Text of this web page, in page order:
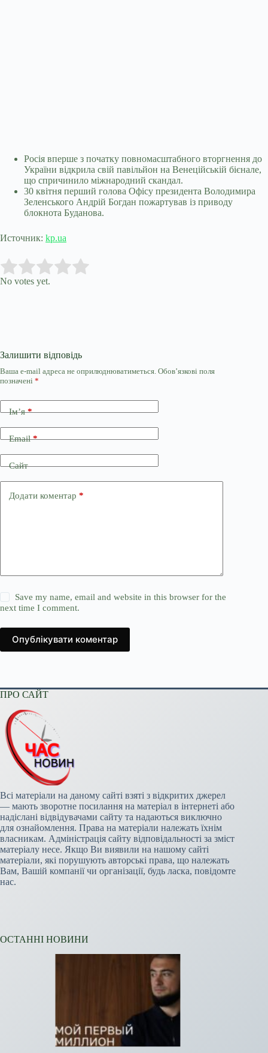
Росія вперше з початку повномасштабного вторгнення до
України відкрила свій павільйон на Венеційській бієнале,
що спричинило міжнародний скандал.
30 квітня перший голова Офісу президента Володимира
Зеленського Андрій Богдан пожартував із приводу
блокнота Буданова.
Источник: kp.ua
Rate this item:
No votes yet.
Залишити відповідь
Ваша e-mail адреса не оприлюднюватиметься. Обов’язкові поля
позначені *
Ім’я*
Email*
Сайт
Додати коментар *
Save my name, email and website in this browser for the
next time I comment.
Опублікувати коментар
ПРО САЙТ
Всі матеріали на даному сайті взяті з відкритих джерел
— мають зворотне посилання на матеріал в інтернеті або
надіслані відвідувачами сайту та надаються виключно
для ознайомлення. Права на матеріали належать їхнім
власникам. Адміністрація сайту відповідальності за зміст
матеріалу несе. Якщо Ви виявили на нашому сайті
матеріали, які порушують авторські права, що належать
Вам, Вашій компанії чи організації, будь ласка, повідомте
нас.
ОСТАННІ НОВИНИ